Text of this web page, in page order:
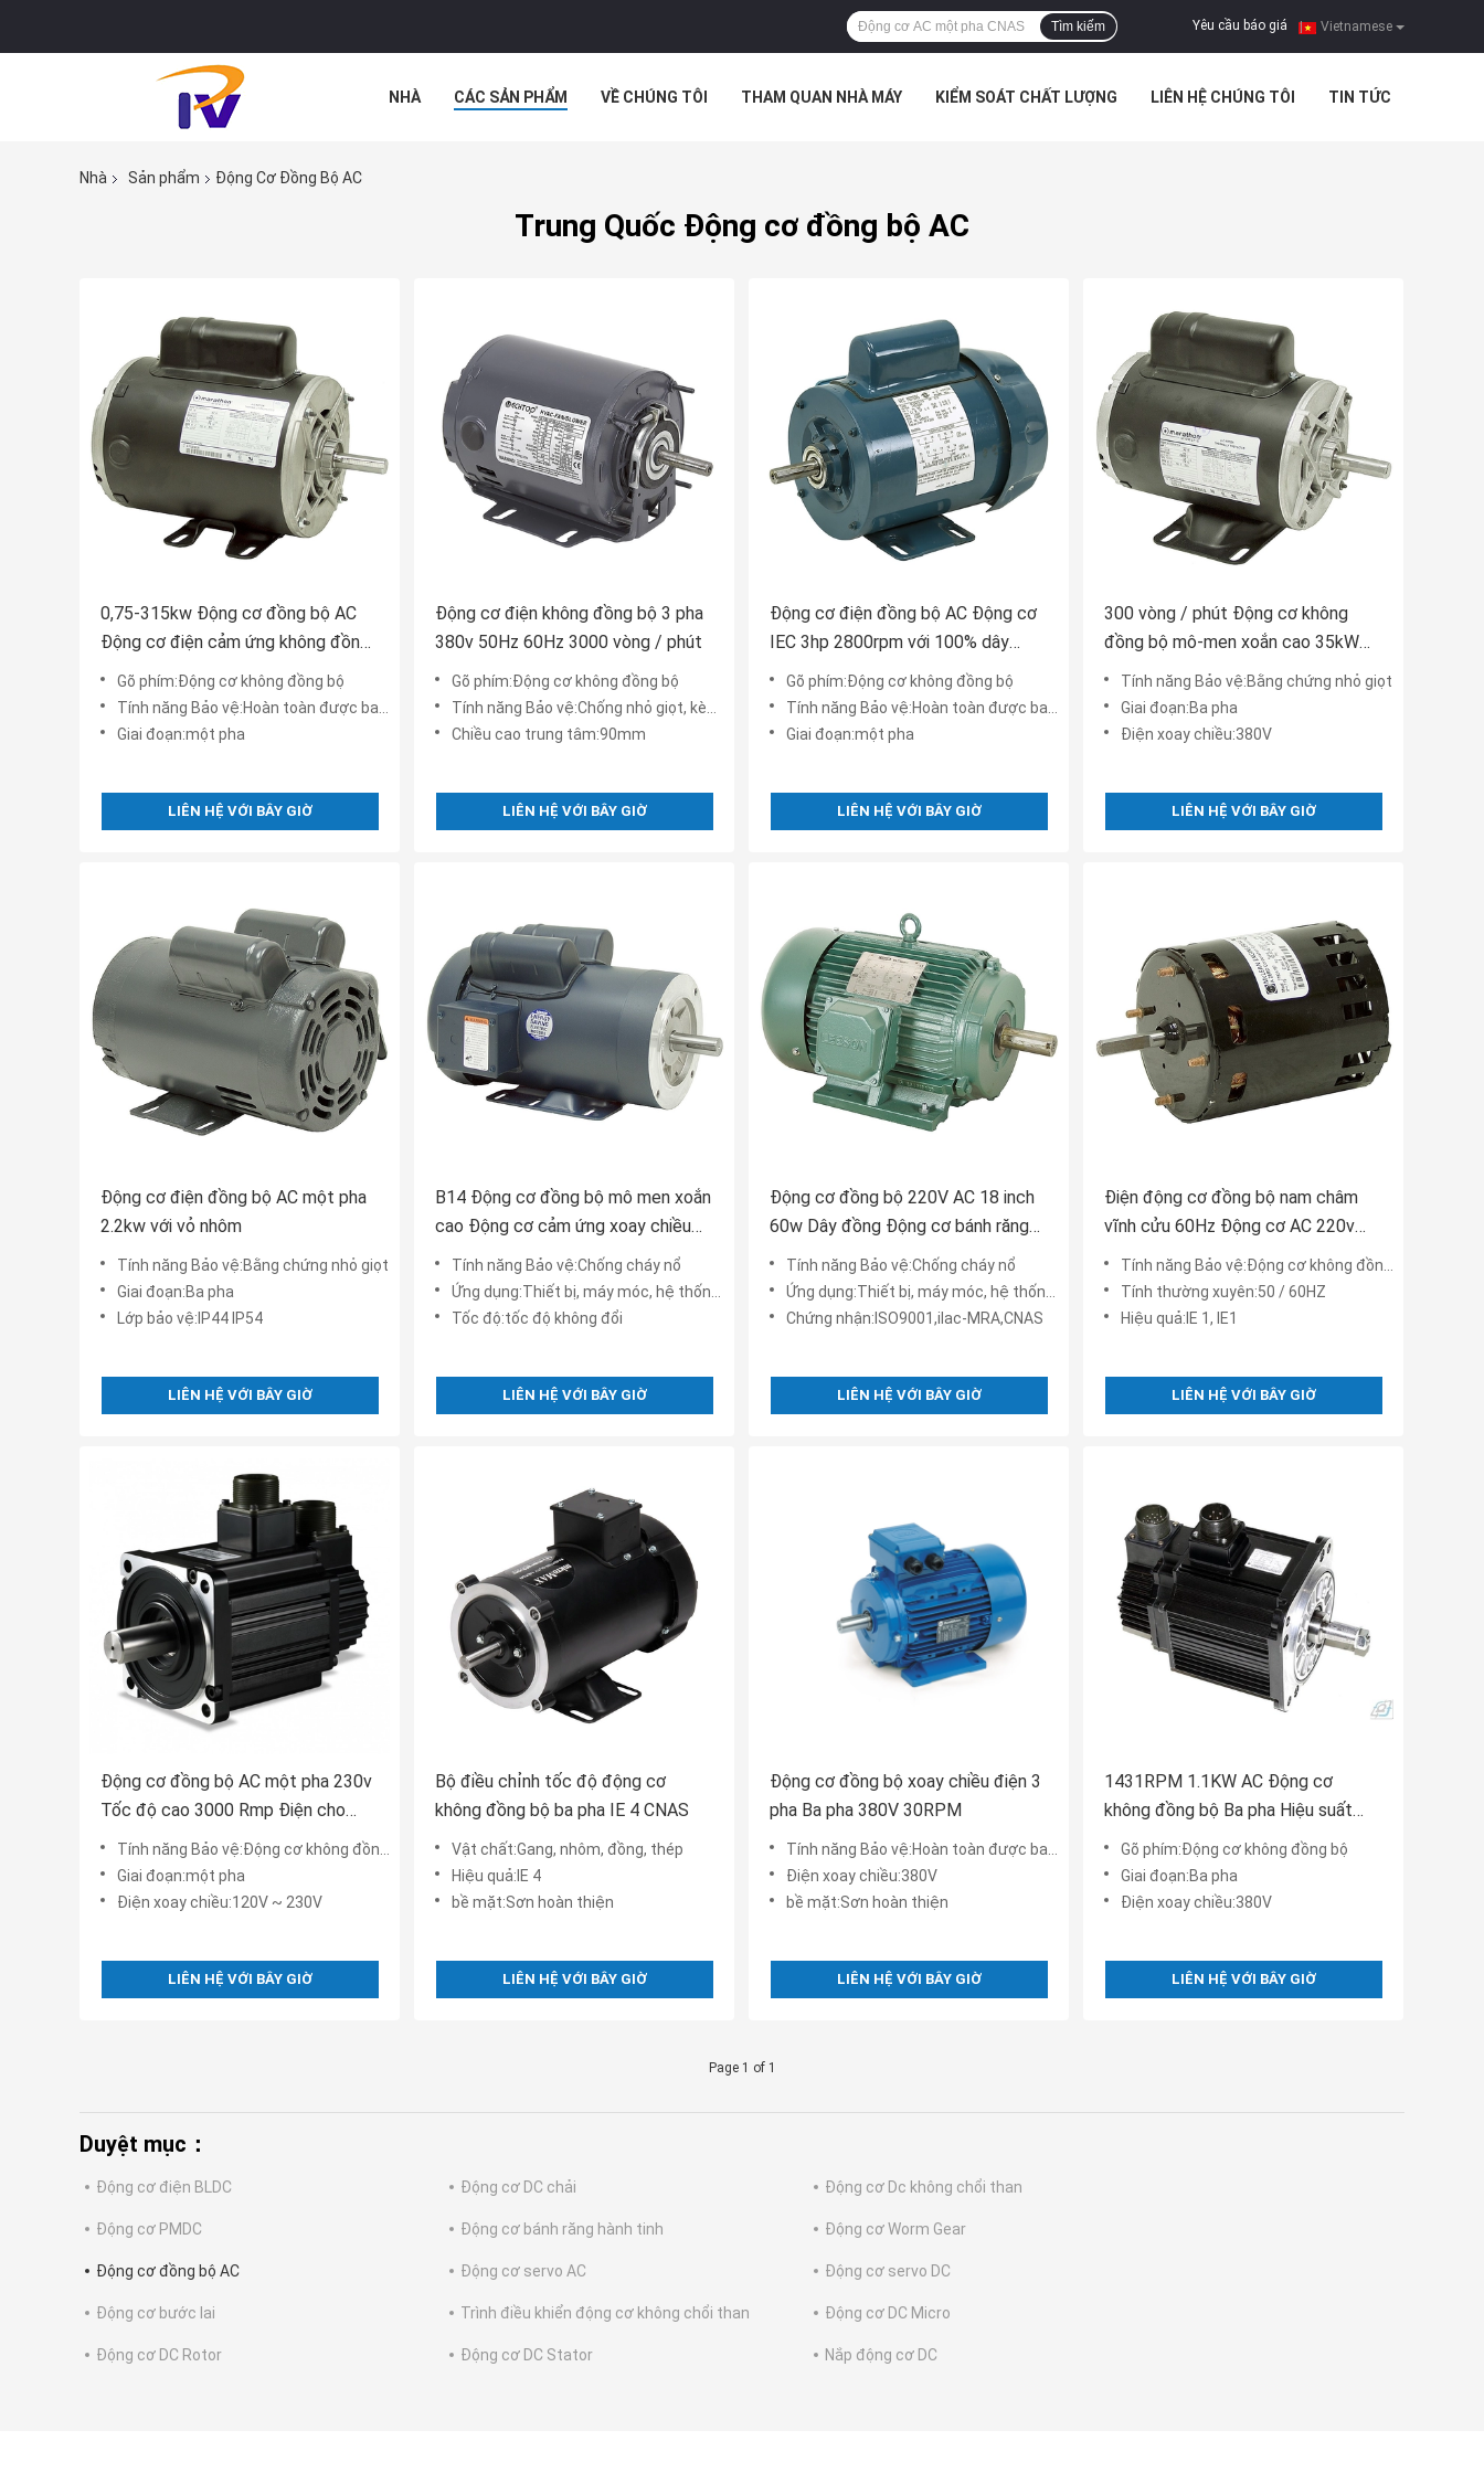
Vietnamese
Yêu cầu báo giá |
Tìm kiếm
NHÀ CÁC SẢN PHẨM VỀ CHÚNG TÔI THAM QUAN NHÀ MÁY KIỂM SOÁT CHẤT LƯỢNG LIÊN HỆ CHÚNG TÔI TIN TỨC
Nhà
Sản phẩm Động Cơ Đồng Bộ AC
Trung Quốc Động cơ đồng bộ AC
0,75-315kw Động cơ đồng bộ AC
Động cơ điện cảm ứng không đồng
bộ ba pha
Gõ phím:Động cơ không đồng bộ
Tính năng Bảo vệ:Hoàn toàn được bao bọc
Giai đoạn:một pha
LIÊN HỆ VỚI BÂY GIỜ
Động cơ điện không đồng bộ 3 pha
380v 50Hz 60Hz 3000 vòng / phút
Gõ phím:Động cơ không đồng bộ
Tính năng Bảo vệ:Chống nhỏ giọt, kèm theo
Chiều cao trung tâm:90mm
LIÊN HỆ VỚI BÂY GIỜ
Động cơ điện đồng bộ AC Động cơ
IEC 3hp 2800rpm với 100% dây
đồng
Gõ phím:Động cơ không đồng bộ
Tính năng Bảo vệ:Hoàn toàn được bao bọc
Giai đoạn:một pha
LIÊN HỆ VỚI BÂY GIỜ
300 vòng / phút Động cơ không
đồng bộ mô-men xoắn cao 35kW
Động cơ cảm ứng tốc độ thấp
Tính năng Bảo vệ:Bằng chứng nhỏ giọt
Giai đoạn:Ba pha
Điện xoay chiều:380V
LIÊN HỆ VỚI BÂY GIỜ
Động cơ điện đồng bộ AC một pha
2.2kw với vỏ nhôm
Tính năng Bảo vệ:Bằng chứng nhỏ giọt
Giai đoạn:Ba pha
Lớp bảo vệ:IP44 IP54
LIÊN HỆ VỚI BÂY GIỜ
B14 Động cơ đồng bộ mô men xoắn
cao Động cơ cảm ứng xoay chiều
ba pha 15KW Rpm cao
Tính năng Bảo vệ:Chống cháy nổ
Ứng dụng:Thiết bị, máy móc, hệ thống điện
Tốc độ:tốc độ không đổi
LIÊN HỆ VỚI BÂY GIỜ
Động cơ đồng bộ 220V AC 18 inch
60w Dây đồng Động cơ bánh răng
chống cháy nổ
Tính năng Bảo vệ:Chống cháy nổ
Ứng dụng:Thiết bị, máy móc, hệ thống điện
Chứng nhận:ISO9001,iIac-MRA,CNAS
LIÊN HỆ VỚI BÂY GIỜ
Điện động cơ đồng bộ nam châm
vĩnh cửu 60Hz Động cơ AC 220v
2,5-110 vòng / phút
Tính năng Bảo vệ:Động cơ không đồng bộ
Tính thường xuyên:50 / 60HZ
Hiệu quả:IE 1, IE1
LIÊN HỆ VỚI BÂY GIỜ
Động cơ đồng bộ AC một pha 230v
Tốc độ cao 3000 Rmp Điện cho
máy bơm nước
Tính năng Bảo vệ:Động cơ không đồng bộ
Giai đoạn:một pha
Điện xoay chiều:120V ~ 230V
LIÊN HỆ VỚI BÂY GIỜ
Bộ điều chỉnh tốc độ động cơ
không đồng bộ ba pha IE 4 CNAS
Vật chất:Gang, nhôm, đồng, thép
Hiệu quả:IE 4
bề mặt:Sơn hoàn thiện
LIÊN HỆ VỚI BÂY GIỜ
Động cơ đồng bộ xoay chiều điện 3
pha Ba pha 380V 30RPM
Tính năng Bảo vệ:Hoàn toàn được bao bọc
Điện xoay chiều:380V
bề mặt:Sơn hoàn thiện
LIÊN HỆ VỚI BÂY GIỜ
1431RPM 1.1KW AC Động cơ
không đồng bộ Ba pha Hiệu suất
cao Điện 4 cực
Gõ phím:Động cơ không đồng bộ
Giai đoạn:Ba pha
Điện xoay chiều:380V
LIÊN HỆ VỚI BÂY GIỜ
Page 1 of 1
Duyệt mục：
Động cơ điện BLDC Động cơ DC chải Động cơ Dc không chổi than
Động cơ PMDC Động cơ bánh răng hành tinh Động cơ Worm Gear
Động cơ đồng bộ AC Động cơ servo AC Động cơ servo DC
Động cơ bước lai Trình điều khiển động cơ không chổi than Động cơ DC Micro
Động cơ DC Rotor Động cơ DC Stator Nắp động cơ DC